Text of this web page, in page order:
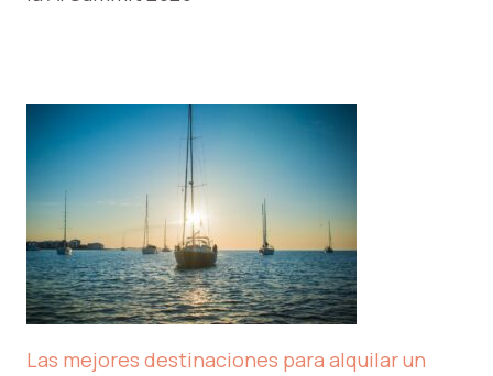
Las mejores destinaciones para alquilar un